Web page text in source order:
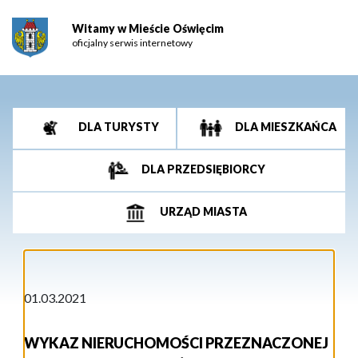
Witamy w Mieście Oświęcim
oficjalny serwis internetowy
DLA TURYSTY DLA MIESZKAŃCA
DLA PRZEDSIĘBIORCY
URZĄD MIASTA
01.03.2021
WYKAZ NIERUCHOMOŚCI PRZEZNACZONEJ